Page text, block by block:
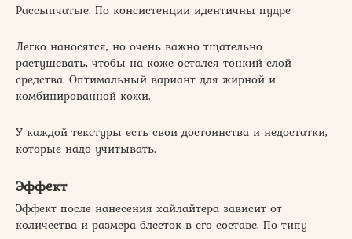
Рассыпчатые. По консистенции идентичны пудре
Легко наносятся, но очень важно тщательно
растушевать, чтобы на коже остался тонкий слой
средства. Оптимальный вариант для жирной и
комбинированной кожи.
У каждой текстуры есть свои достоинства и недостатки,
которые надо учитывать.
Эффект
Эффект после нанесения хайлайтера зависит от
количества и размера блесток в его составе. По типу